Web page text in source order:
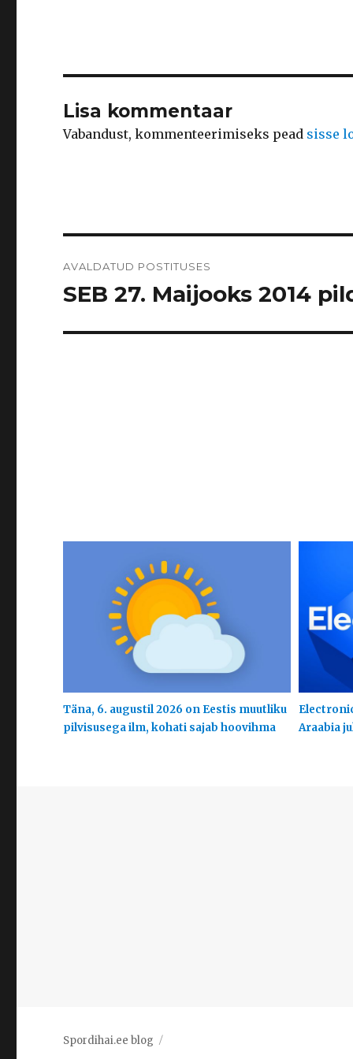
Lisa kommentaar
Vabandust, kommenteerimiseks pead sisse
AVALDATUD POSTITUSES
SEB 27. Maijooks 2014
Täna, 6. augustil 2026 on Eestis muutliku
pilvisusega ilm, kohati sajab hoovihma
Araabia
Spordihai.ee blog